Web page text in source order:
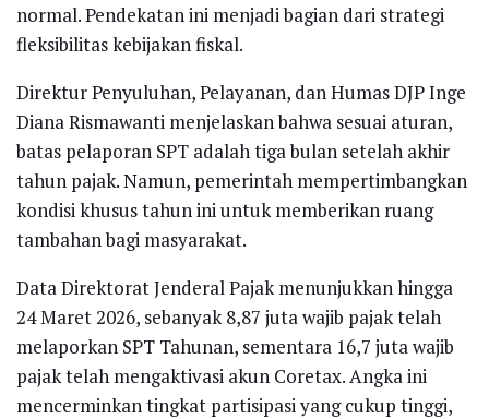
normal. Pendekatan ini menjadi bagian dari strategi
fleksibilitas kebijakan fiskal.
Direktur Penyuluhan, Pelayanan, dan Humas DJP Inge
Diana Rismawanti menjelaskan bahwa sesuai aturan,
batas pelaporan SPT adalah tiga bulan setelah akhir
tahun pajak. Namun, pemerintah mempertimbangkan
kondisi khusus tahun ini untuk memberikan ruang
tambahan bagi masyarakat.
Data Direktorat Jenderal Pajak menunjukkan hingga
24 Maret 2026, sebanyak 8,87 juta wajib pajak telah
melaporkan SPT Tahunan, sementara 16,7 juta wajib
pajak telah mengaktivasi akun Coretax. Angka ini
mencerminkan tingkat partisipasi yang cukup tinggi,